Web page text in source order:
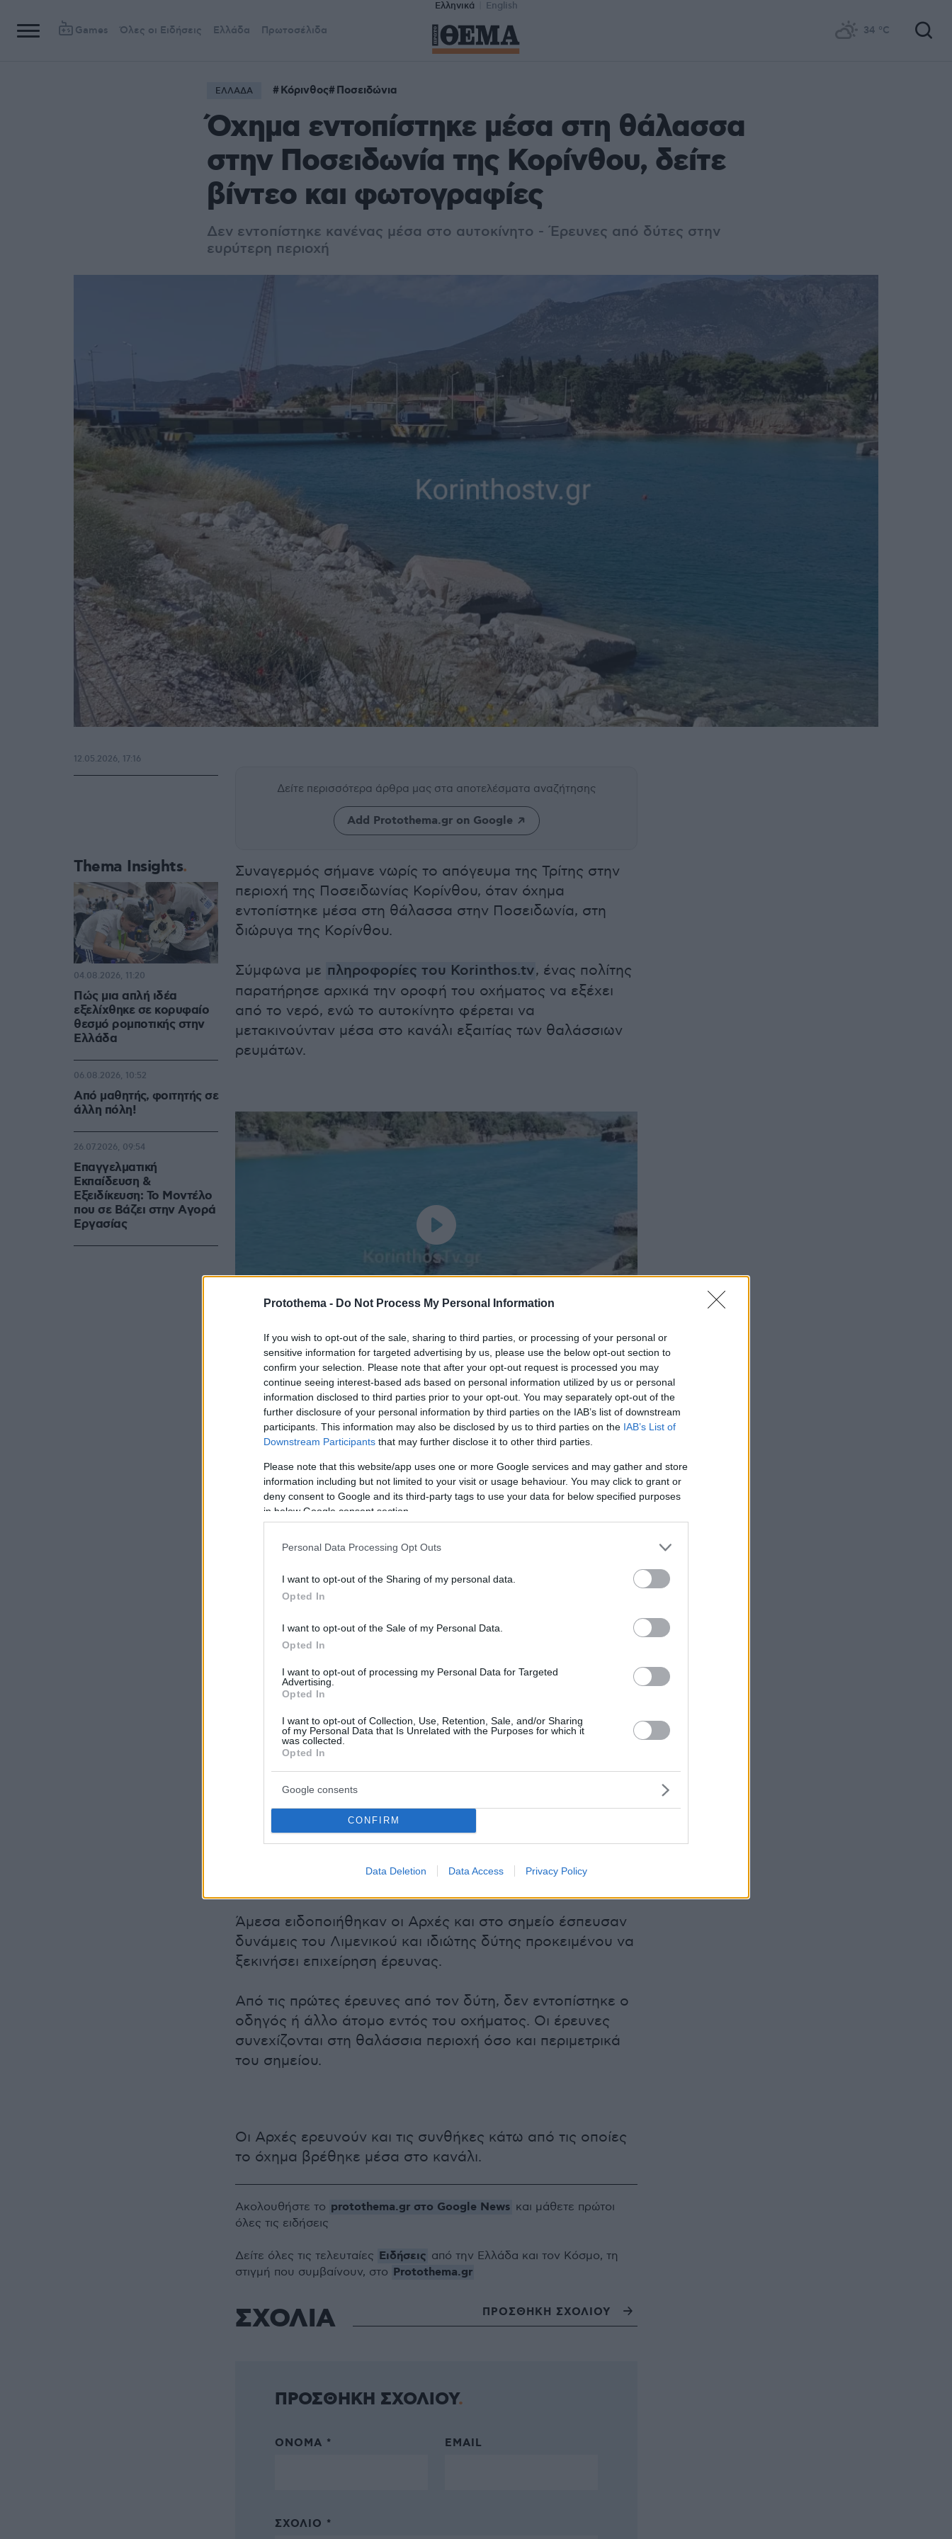
Protothema - Do Not Process My Personal Information
If you wish to opt-out of the sale, sharing to third parties, or processing of your personal or
sensitive information for targeted advertising by us, please use the below opt-out section to
confirm your selection. Please note that after your opt-out request is processed you may
continue seeing interest-based ads based on personal information utilized by us or personal
information disclosed to third parties prior to your opt-out. You may separately opt-out of the
further disclosure of your personal information by third parties on the IAB’s list of downstream
participants. This information may also be disclosed by us to third parties on the IAB’s List of
Downstream Participants that may further disclose it to other third parties.
Please note that this website/app uses one or more Google services and may gather and store
information including but not limited to your visit or usage behaviour. You may click to grant or
deny consent to Google and its third-party tags to use your data for below specified purposes
in below Google consent section.
Personal Data Processing Opt Outs
I want to opt-out of the Sharing of my personal data.
Opted In
I want to opt-out of the Sale of my Personal Data.
Opted In
I want to opt-out of processing my Personal Data for Targeted
Advertising.
Opted In
I want to opt-out of Collection, Use, Retention, Sale, and/or Sharing
of my Personal Data that Is Unrelated with the Purposes for which it
was collected.
Opted In
Google consents
CONFIRM
Data Deletion Data Access Privacy Policy
Ελληνικά English
Games Όλες οι Ειδήσεις Ελλάδα Πρωτοσέλιδα 34 °C
ΕΛΛΑΔΑ Κόρινθος Ποσειδώνια
Όχημα εντοπίστηκε μέσα στη θάλασσα
στην Ποσειδωνία της Κορίνθου, δείτε
βίντεο και φωτογραφίες
Δεν εντοπίστηκε κανένας μέσα στο αυτοκίνητο - Έρευνες από δύτες στην
ευρύτερη περιοχή
Δείτε περισσότερα άρθρα μας στα αποτελέσματα αναζήτησης
Add Protothema.gr on Google
Συναγερμός σήμανε νωρίς το απόγευμα της Τρίτης στην
περιοχή της Ποσειδωνίας Κορίνθου, όταν όχημα
εντοπίστηκε μέσα στη θάλασσα στην Ποσειδωνία, στη
διώρυγα της Κορίνθου.
Σύμφωνα με πληροφορίες του Korinthos.tv, ένας πολίτης
παρατήρησε αρχικά την οροφή του οχήματος να εξέχει
από το νερό, ενώ το αυτοκίνητο φέρεται να
μετακινούνταν μέσα στο κανάλι εξαιτίας των θαλάσσιων
ρευμάτων.
Άμεσα ειδοποιήθηκαν οι Αρχές και στο σημείο έσπευσαν
δυνάμεις του Λιμενικού και ιδιώτης δύτης προκειμένου να
ξεκινήσει επιχείρηση έρευνας.
Από τις πρώτες έρευνες από τον δύτη, δεν εντοπίστηκε ο
οδηγός ή άλλο άτομο εντός του οχήματος. Οι έρευνες
συνεχίζονται στη θαλάσσια περιοχή όσο και περιμετρικά
του σημείου.
Οι Αρχές ερευνούν και τις συνθήκες κάτω από τις οποίες
το όχημα βρέθηκε μέσα στο κανάλι.
12.05.2026, 17:16
Thema Insights
Πώς μια απλή ιδέα
εξελίχθηκε σε κορυφαίο
θεσμό ρομποτικής στην
Ελλάδα
04.08.2026, 11:20
Από μαθητής, φοιτητής σε
άλλη πόλη!
06.08.2026, 10:52
Επαγγελματική
Εκπαίδευση &
Εξειδίκευση: Το Mοντέλο
που σε Bάζει στην Aγορά
Eργασίας
26.07.2026, 09:54
Ακολουθήστε το protothema.gr στο Google News και μάθετε πρώτοι
όλες τις ειδήσεις
Δείτε όλες τις τελευταίες Ειδήσεις από την Ελλάδα και τον Κόσμο, τη
στιγμή που συμβαίνουν, στο Protothema.gr
ΣΧΟΛΙΑ ΠΡΟΣΘΗΚΗ ΣΧΟΛΙΟΥ
ΠΡΟΣΘΗΚΗ ΣΧΟΛΙΟΥ
ΌΝΟΜΑ * EMAIL
ΣΧΌΛΙΟ *